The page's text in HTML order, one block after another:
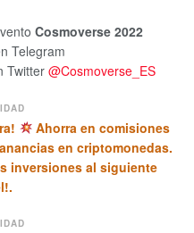
Cosmoverse 2022
Telegram
Twitter @Cosmoverse_ES
Ahorra en comisiones
en criptomonedas.
inversiones al siguiente